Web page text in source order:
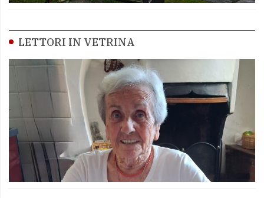
LETTORI IN VETRINA